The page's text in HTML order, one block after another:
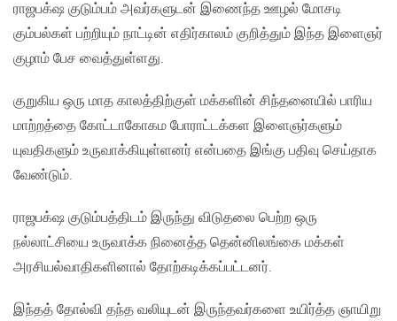
ராஜபக்‌ஷ குடும்பம் அவர்களுடன் இணைந்த ஊழல் மோசடி
கும்பல்கள் பற்றியும் நாட்டின் எதிர்காலம் குறித்தும் இந்த இளைஞர்
குழாம் பேச வைத்துள்ளது.
குறுகிய ஒரு மாத காலத்திற்குள் மக்களின் சிந்தனையில் பாரிய
மாற்றத்தை கோட்டாகோகம போராட்டக்கள இளைஞர்களும்
யுவதிகளும் உருவாக்கியுள்ளனர் என்பதை இங்கு பதிவு செய்தாக
வேண்டும்.
ராஜபக்‌ஷ குடும்பத்திடம் இருந்து விடுதலை பெற்ற ஒரு
நல்லாட்சியை உருவாக்க நினைத்த தென்னிலங்கை மக்கள்
அரசியல்வாதிகளினால் தோற்கடிக்கப்பட்டனர்.
இந்தத் தோல்வி தந்த வலியுடன் இருந்தவர்களை உயிர்த்த ஞாயிறு